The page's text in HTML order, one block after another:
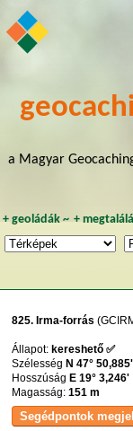
a Magyar
+ geoládák~ +
825. Irma-forrás
Állapot: kereshető ✅
Szélesség N 47° 50,885'
Hosszúság E 19° 3,246'
Magasság:151 m